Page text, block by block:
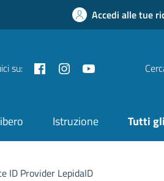
Accedi alle tue
su: FacebookInstagram
Istruzione Tutti
ID Provider LepidaID